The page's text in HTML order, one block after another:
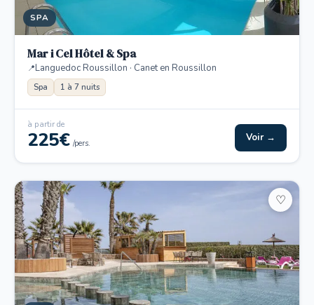
SPA
Mar i Cel Hôtel & Spa
Languedoc Roussillon · Canet en Roussillon
Spa 1 à 7 nuits
à partir de
225€ /pers. Voir →
♡